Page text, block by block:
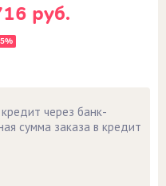
руб.
через банк-
сумма заказа в кредит